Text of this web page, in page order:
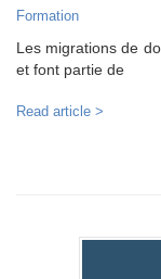
Formation
Les migrations de
et font partie de
Read article >